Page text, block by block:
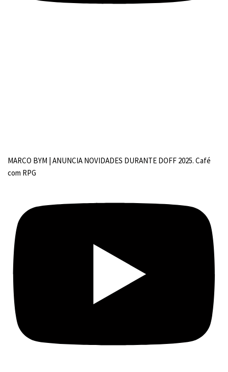
MARCO BYM | ANUNCIA NOVIDADES DURANTE DOFF 2025. Café
com RPG